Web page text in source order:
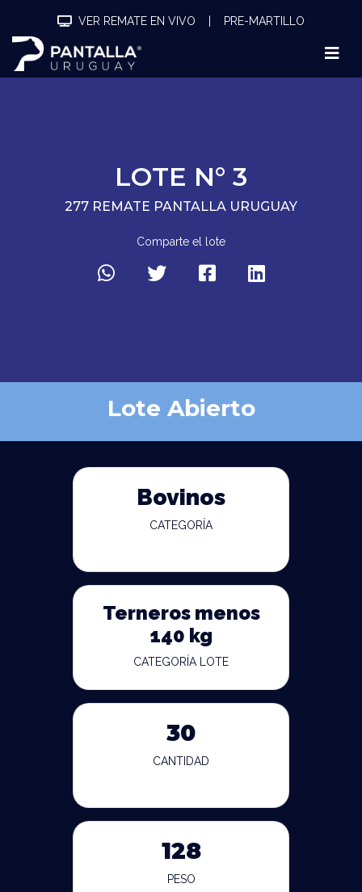
VER REMATE EN VIVO PRE-MARTILLO
LOTE N° 3
277 REMATE PANTALLA URUGUAY
Comparte el lote
Lote Abierto
Bovinos
CATEGORÍA
Terneros menos
140 kg
CATEGORÍA LOTE
30
CANTIDAD
128
PESO